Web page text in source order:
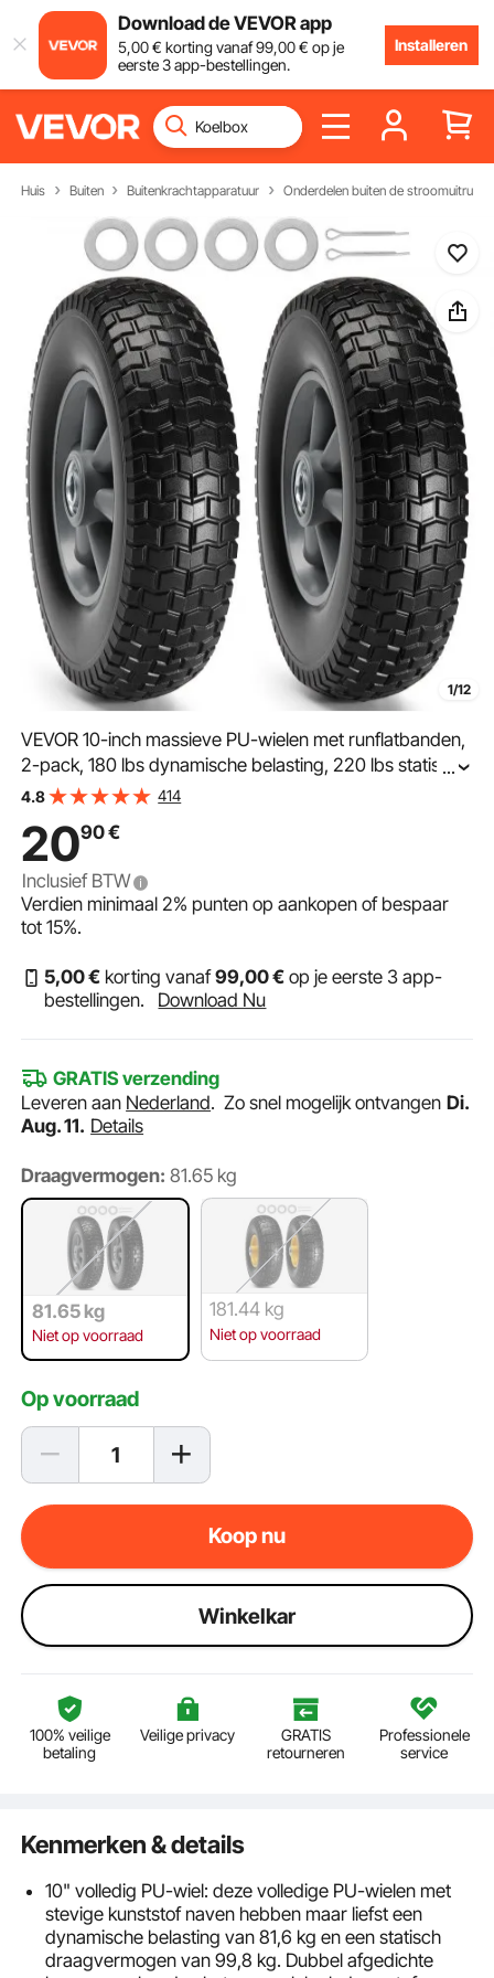
Download de VEVOR app
5,00€ korting vanaf99,00€ op je
eerste 3 app-bestellingen.
Installeren
Huis Buiten Buitenkrachtapparatuur Onderdelen buiten de
1/12
VEVOR 10-inch massieve PU-wielen met runflatbanden,
2-pack, 180 lbs dynamische belasting, 220 lbs statische
belasting, tubeless banden en wielen voor handwagens,
...
4.8 414
2090€
Inclusief BTW
Verdien minimaal2% punten op aankopen of bespaar
tot15%.
5,00€ korting vanaf99,00€ op je eerste 3 app-
bestellingen.
Download Nu
GRATIS verzending
Leveren aan Nederland.Zo snel mogelijk ontvangen Di.
Aug. 11. Details
Draagvermogen: 81.65 kg
81.65 kg
Niet op voorraad
181.44 kg
Niet op voorraad
Op voorraad
Koop nu
Winkelkar
100% veilige
betaling
Veilige privacy
GRATIS
retourneren
Professionele
service
Kenmerken & details
10" volledig PU-wiel: deze volledige PU-wielen met
stevige kunststof naven hebben maar liefst een
dynamische belasting van 81,6 kg en een statisch
draagvermogen van 99,8 kg. Dubbel afgedichte